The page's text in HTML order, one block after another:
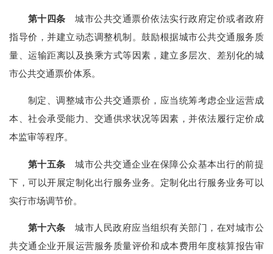
第十四条 城市公共交通票价依法实行政府定价或者政府
指导价，并建立动态调整机制。鼓励根据城市公共交通服务质
量、运输距离以及换乘方式等因素，建立多层次、差别化的城
市公共交通票价体系。
制定、调整城市公共交通票价，应当统筹考虑企业运营成
本、社会承受能力、交通供求状况等因素，并依法履行定价成
本监审等程序。
第十五条 城市公共交通企业在保障公众基本出行的前提
下，可以开展定制化出行服务业务。定制化出行服务业务可以
实行市场调节价。
第十六条 城市人民政府应当组织有关部门，在对城市公
共交通企业开展运营服务质量评价和成本费用年度核算报告审